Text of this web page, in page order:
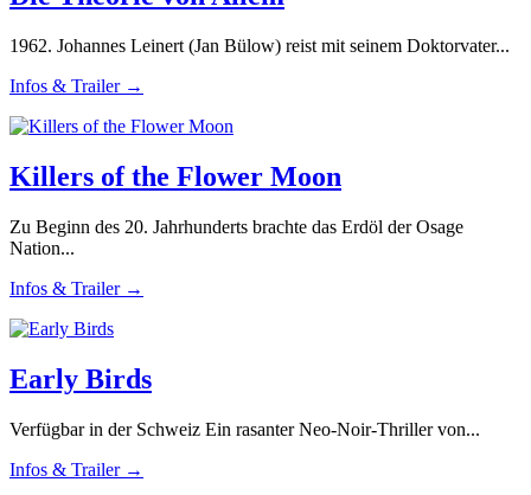
1962. Johannes Leinert (Jan Bülow) reist mit seinem Doktorvater...
Infos & Trailer →
Killers of the Flower Moon
Zu Beginn des 20. Jahrhunderts brachte das Erdöl der Osage
Nation...
Infos & Trailer →
Early Birds
Verfügbar in der Schweiz Ein rasanter Neo-Noir-Thriller von...
Infos & Trailer →